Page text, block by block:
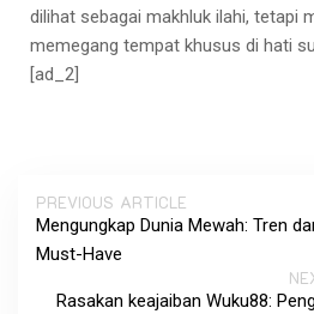
dilihat sebagai makhluk ilahi, tetapi
memegang tempat khusus di hati
[ad_2]
PREVIOUS ARTICLE
Mengungkap Dunia Mewah: Tren
Must-Have
Rasakan keajaiban Wuku88: